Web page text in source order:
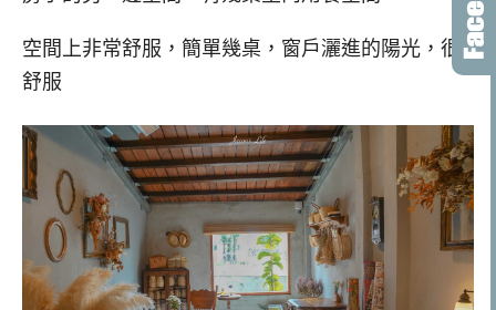
空間上非常舒服，簡單幾桌，窗戶灑進的陽光，很
舒服